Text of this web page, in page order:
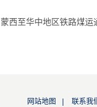
蒙西至华中地区铁路煤
网站地图
联系我